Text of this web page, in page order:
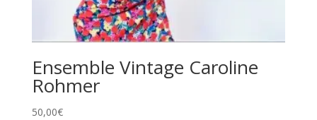
Ensemble Vintage Caroline
Rohmer
50,00€